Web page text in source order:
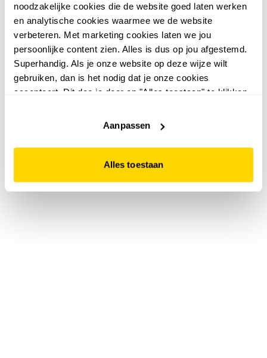
noodzakelijke cookies die de website goed laten werken
en analytische cookies waarmee we de website
verbeteren. Met marketing cookies laten we jou
persoonlijke content zien. Alles is dus op jou afgestemd.
Superhandig. Als je onze website op deze wijze wilt
gebruiken, dan is het nodig dat je onze cookies
accepteert. Dit doe je door op "Alles toestaan" te klikken.
website niet optimaal functioneert.
Aanpassen
Alles toestaan